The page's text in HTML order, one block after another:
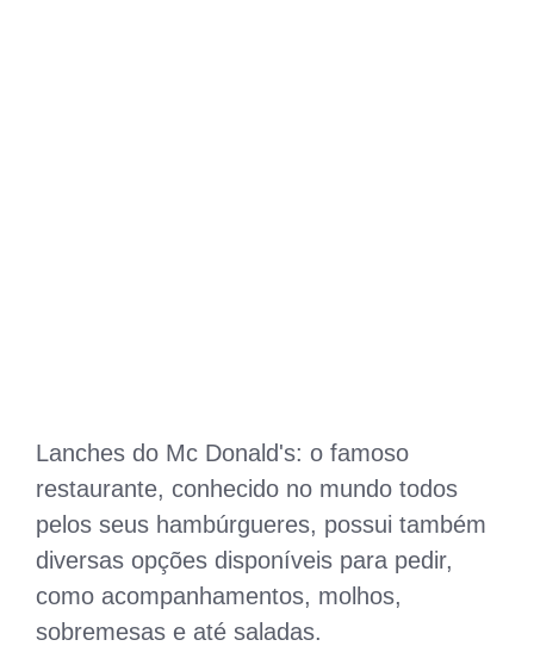
Lanches do Mc Donald's: o famoso
restaurante, conhecido no mundo todos
pelos seus hambúrgueres, possui também
diversas opções disponíveis para pedir,
como acompanhamentos, molhos,
sobremesas e até saladas.